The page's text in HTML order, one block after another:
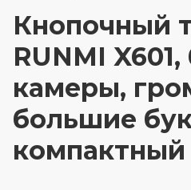
Кнопочный
RUNMI X601,
камеры,
большие
компактный